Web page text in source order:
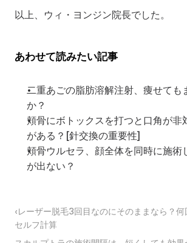
以上、ウィ・ヨンジン院長でした。
あわせて読みたい記事
二重あごの脂肪溶解注射、痩せても
か？
頬骨にボトックスを打つと口角が非
がある？[針交換の重要性]
頬骨ウルセラ、顔全体を同時に施術
が出ない？
‹レーザー脱毛3回目なのにそのままなら？
セルフ計算